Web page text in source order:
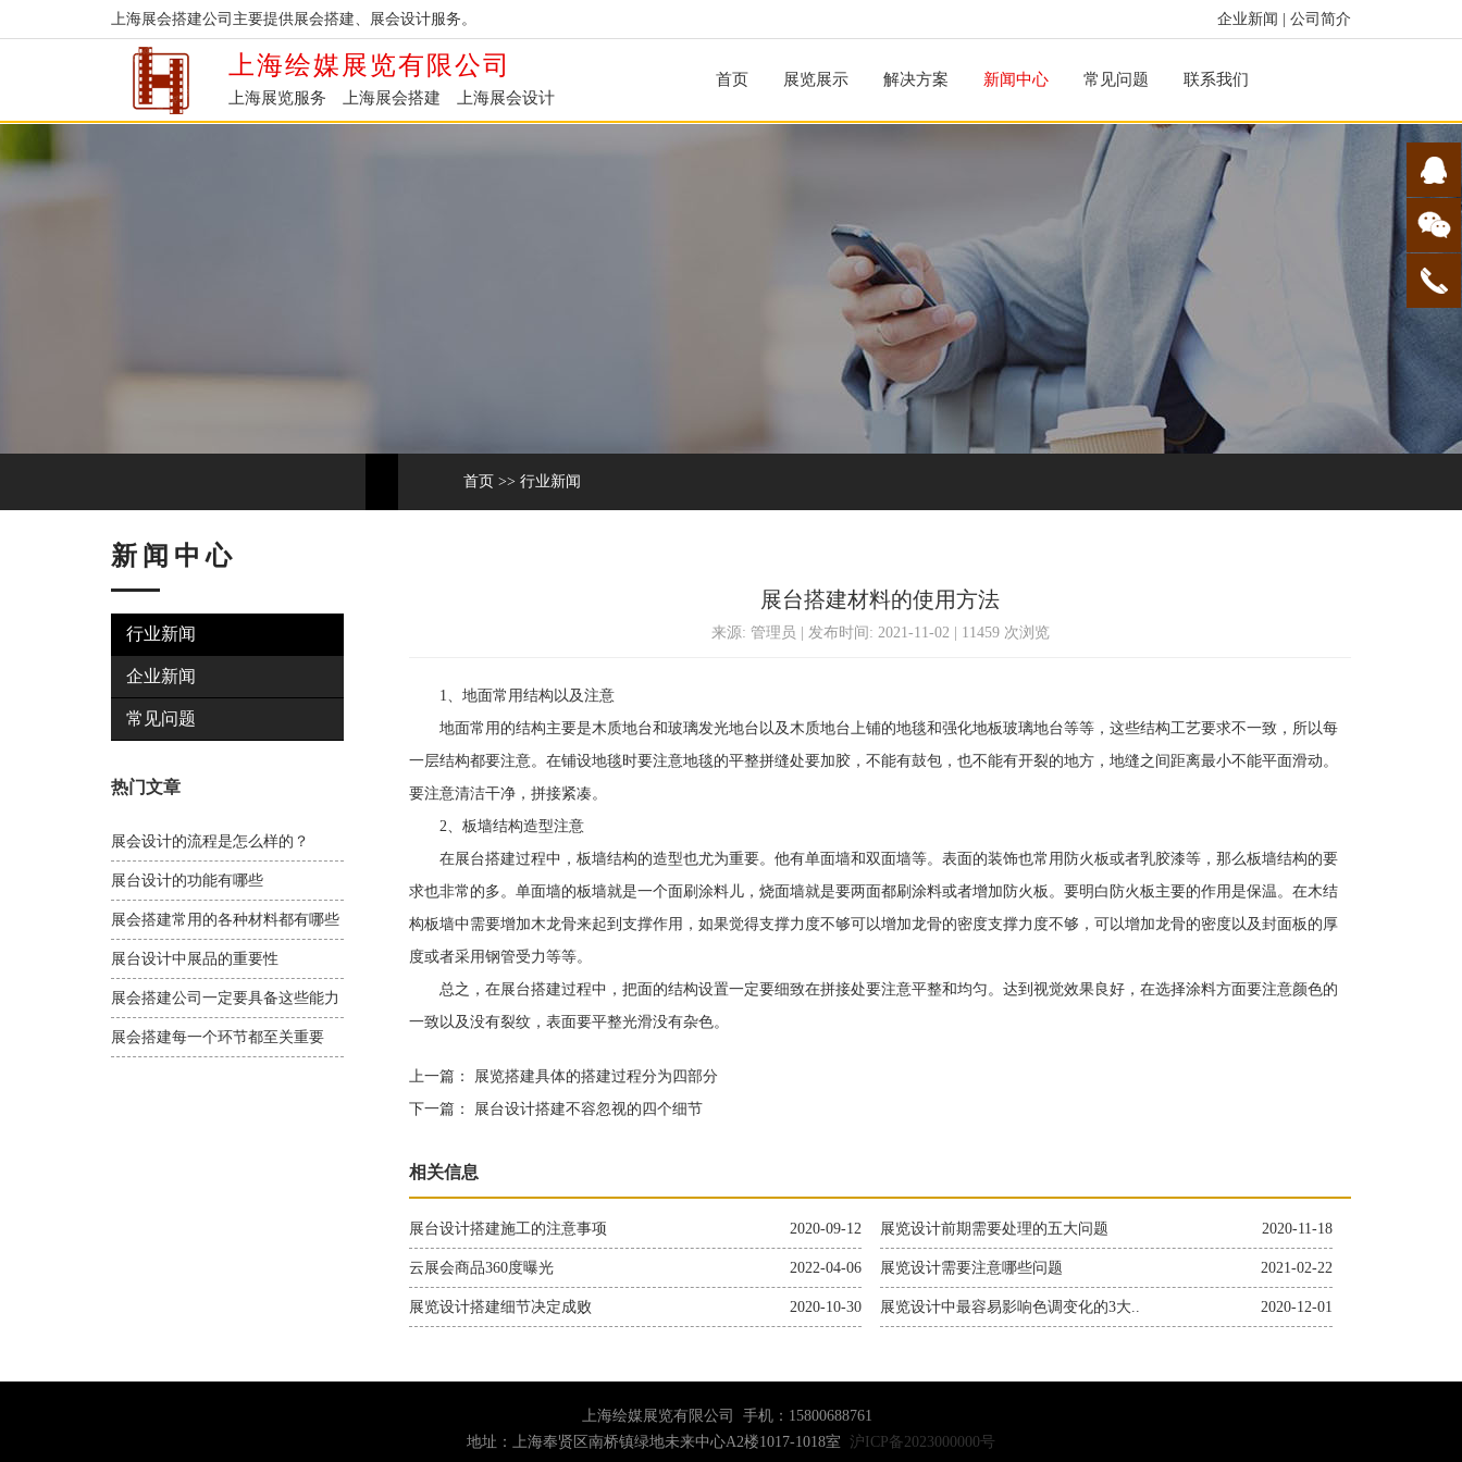
企业新闻 公司简介
上海展会搭建公司主要提供展会搭建、展会设计服务。
上海绘媒展览有限公司
上海展览服务 上海展会搭建 上海展会设计
首页 展览展示 解决方案 新闻中心 常见问题 联系我们
首页 >> 行业新闻
新闻中心
行业新闻
企业新闻
常见问题
热门文章
展会设计的流程是怎么样的？
展台设计的功能有哪些
展会搭建常用的各种材料都有哪些
展台设计中展品的重要性
展会搭建公司一定要具备这些能力
展会搭建每一个环节都至关重要
展台搭建材料的使用方法
来源: 管理员 | 发布时间: 2021-11-02 | 11459 次浏览
1、地面常用结构以及注意
地面常用的结构主要是木质地台和玻璃发光地台以及木质地台上铺的地毯和强化地板玻璃地台等等，这些结构工艺要求不一致，所以每
一层结构都要注意。在铺设地毯时要注意地毯的平整拼缝处要加胶，不能有鼓包，也不能有开裂的地方，地缝之间距离最小不能平面滑动。
要注意清洁干净，拼接紧凑。
2、板墙结构造型注意
在展台搭建过程中，板墙结构的造型也尤为重要。他有单面墙和双面墙等。表面的装饰也常用防火板或者乳胶漆等，那么板墙结构的要
求也非常的多。单面墙的板墙就是一个面刷涂料儿，烧面墙就是要两面都刷涂料或者增加防火板。要明白防火板主要的作用是保温。在木结
构板墙中需要增加木龙骨来起到支撑作用，如果觉得支撑力度不够可以增加龙骨的密度支撑力度不够，可以增加龙骨的密度以及封面板的厚
度或者采用钢管受力等等。
总之，在展台搭建过程中，把面的结构设置一定要细致在拼接处要注意平整和均匀。达到视觉效果良好，在选择涂料方面要注意颜色的
一致以及没有裂纹，表面要平整光滑没有杂色。
上一篇：
展览搭建具体的搭建过程分为四部分
下一篇：
展台设计搭建不容忽视的四个细节
相关信息
2020-09-12
展台设计搭建施工的注意事项 2020-11-18
展览设计前期需要处理的五大问题
2022-04-06
云展会商品360度曝光 2021-02-22
展览设计需要注意哪些问题
2020-10-30
展览设计搭建细节决定成败 2020-12-01
展览设计中最容易影响色调变化的3大..
上海绘媒展览有限公司 手机：15800688761
地址：上海奉贤区南桥镇绿地未来中心A2楼1017-1018室 沪ICP备2023000000号